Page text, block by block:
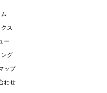
クス
ー
グ
ップ
わせ